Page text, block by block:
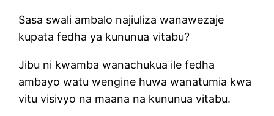
Sasa swali ambalo najiuliza wanawezaje
kupata fedha ya kununua vitabu?
Jibu ni kwamba wanachukua ile fedha
ambayo watu wengine huwa wanatumia kwa
vitu visivyo na maana na kununua vitabu.